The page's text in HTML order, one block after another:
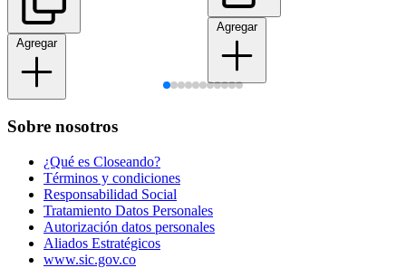
Agregar
Agregar
Sobre nosotros
¿Qué es Closeando?
Términos y condiciones
Responsabilidad Social
Tratamiento Datos Personales
Autorización datos personales
Aliados Estratégicos
www.sic.gov.co